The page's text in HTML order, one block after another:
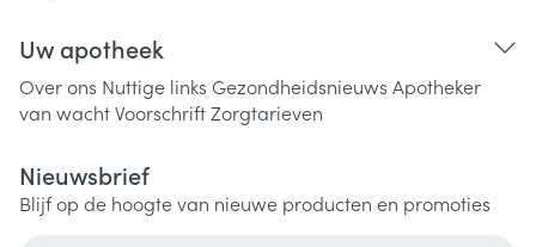
Uw apotheek
Over ons Nuttige links Gezondheidsnieuws Apotheker
van wachtVoorschriftZorgtarieven
Nieuwsbrief
Blijf op de hoogte van nieuwe producten en promoties